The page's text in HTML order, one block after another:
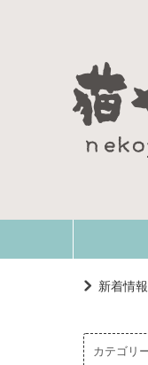
新着情報